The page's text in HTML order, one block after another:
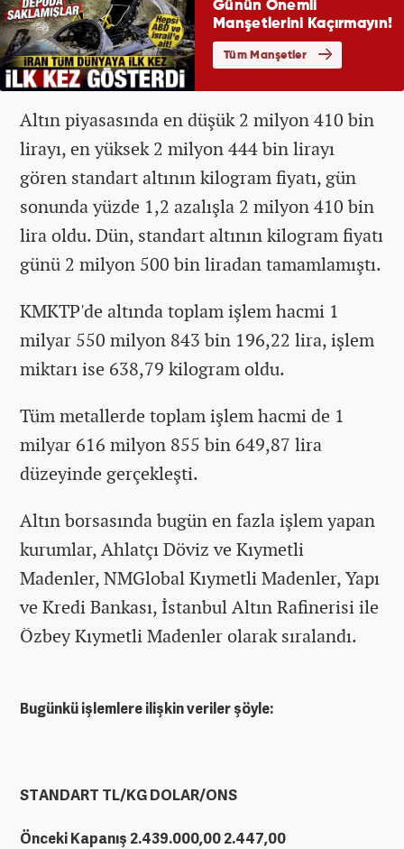
Altın piyasasında en düşük 2 milyon 410 bin
lirayı, en yüksek 2 milyon 444 bin lirayı
gören standart altının kilogram fiyatı, gün
sonunda yüzde 1,2 azalışla 2 milyon 410 bin
lira oldu. Dün, standart altının kilogram fiyatı
günü 2 milyon 500 bin liradan tamamlamıştı.
KMKTP'de altında toplam işlem hacmi 1
milyar 550 milyon 843 bin 196,22 lira, işlem
miktarı ise 638,79 kilogram oldu.
Tüm metallerde toplam işlem hacmi de 1
milyar 616 milyon 855 bin 649,87 lira
düzeyinde gerçekleşti.
Altın borsasında bugün en fazla işlem yapan
kurumlar, Ahlatçı Döviz ve Kıymetli
Madenler, NMGlobal Kıymetli Madenler, Yapı
ve Kredi Bankası, İstanbul Altın Rafinerisi ile
Özbey Kıymetli Madenler olarak sıralandı.
Bugünkü işlemlere ilişkin veriler şöyle:
STANDART TL/KGDOLAR/ONS
Önceki Kapanış 2.439.000,002.447,00